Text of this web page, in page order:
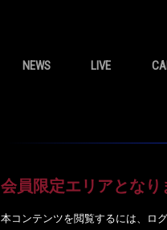
NEWS LIVE
会員限定エリアとなり
本コンテンツを閲覧するには、ロ